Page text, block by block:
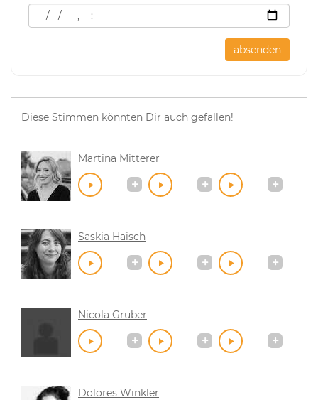
absenden
Diese Stimmen könnten Dir auch gefallen!
Martina Mitterer
Saskia Haisch
Nicola Gruber
Dolores Winkler